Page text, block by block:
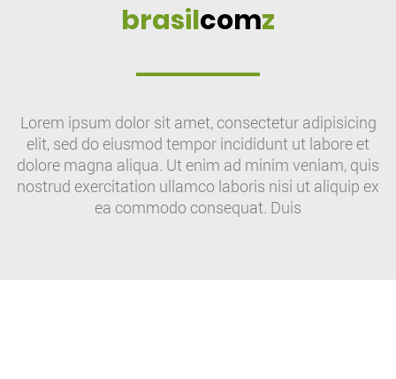
brasilcomz
Lorem ipsum dolor sit amet, consectetur adipisicing
elit, sed do eiusmod tempor incididunt ut labore et
dolore magna aliqua. Ut enim ad minim veniam, quis
nostrud exercitation ullamco laboris nisi ut aliquip ex
ea commodo consequat. Duis